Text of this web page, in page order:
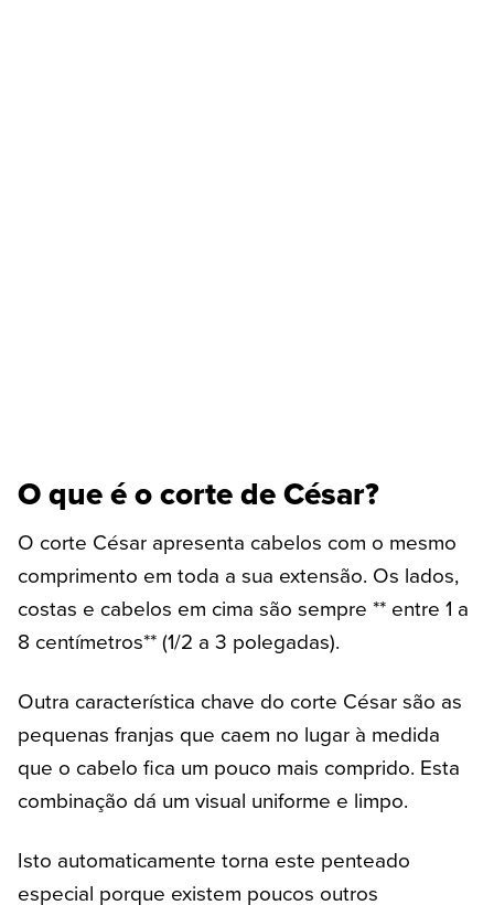
O que é o corte de César?
O corte César apresenta cabelos com o mesmo
comprimento em toda a sua extensão. Os lados,
costas e cabelos em cima são sempre ** entre 1 a
8 centímetros** (1/2 a 3 polegadas).
Outra característica chave do corte César são as
pequenas franjas que caem no lugar à medida
que o cabelo fica um pouco mais comprido. Esta
combinação dá um visual uniforme e limpo.
Isto automaticamente torna este penteado
especial porque existem poucos outros